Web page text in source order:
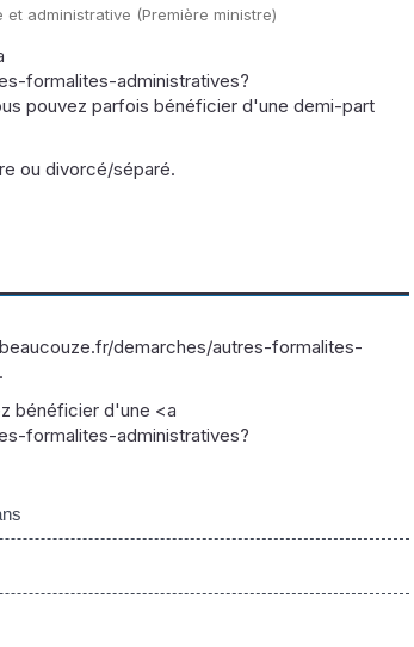
administrative (Première ministre)
formalites-administratives?
pouvez parfois bénéficier d'une demi-part
ou divorcé/séparé.
demarches/autres-formalites-
bénéficier d'une <a
formalites-administratives?